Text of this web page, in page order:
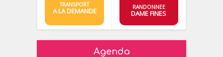
TRANSPORT
A LA DEMANDE RANDONNEE
DAME FINES
Agenda